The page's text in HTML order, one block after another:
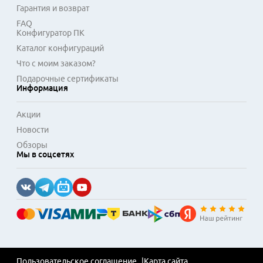
Гарантия и возврат
FAQ
Конфигуратор ПК
Каталог конфигураций
Что с моим заказом?
Подарочные сертификаты
Информация
Акции
Новости
Обзоры
Мы в соцсетях